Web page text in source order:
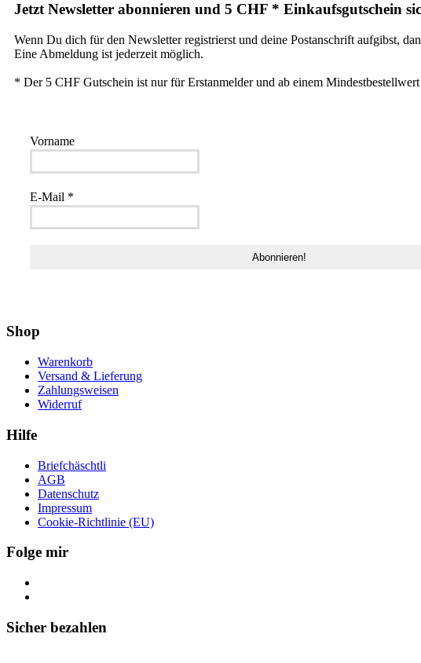
Jetzt Newsletter abonnieren und 5 CHF * Einkaufsgutschein
Wenn Du dich für den Newsletter registrierst und deine Postanschrift aufgibst,
Eine Abmeldung ist jederzeit möglich.
* Der 5 CHF Gutschein ist nur für Erstanmelder und ab einem
Vorname
E-Mail *
Shop
Warenkorb
Versand & Lieferung
Zahlungsweisen
Widerruf
Hilfe
Briefchäschtli
AGB
Datenschutz
Impressum
Cookie-Richtlinie (EU)
Folge mir
Sicher bezahlen